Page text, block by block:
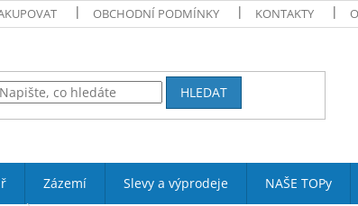
OBCHODNÍ PODMÍNKY KONTAKTY
HLEDAT
Zázemí Slevy a výprodeje NAŠE TOPy